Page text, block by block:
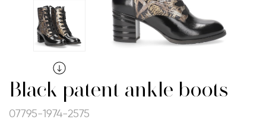
Black patent ankle boots
07795-1974-2575